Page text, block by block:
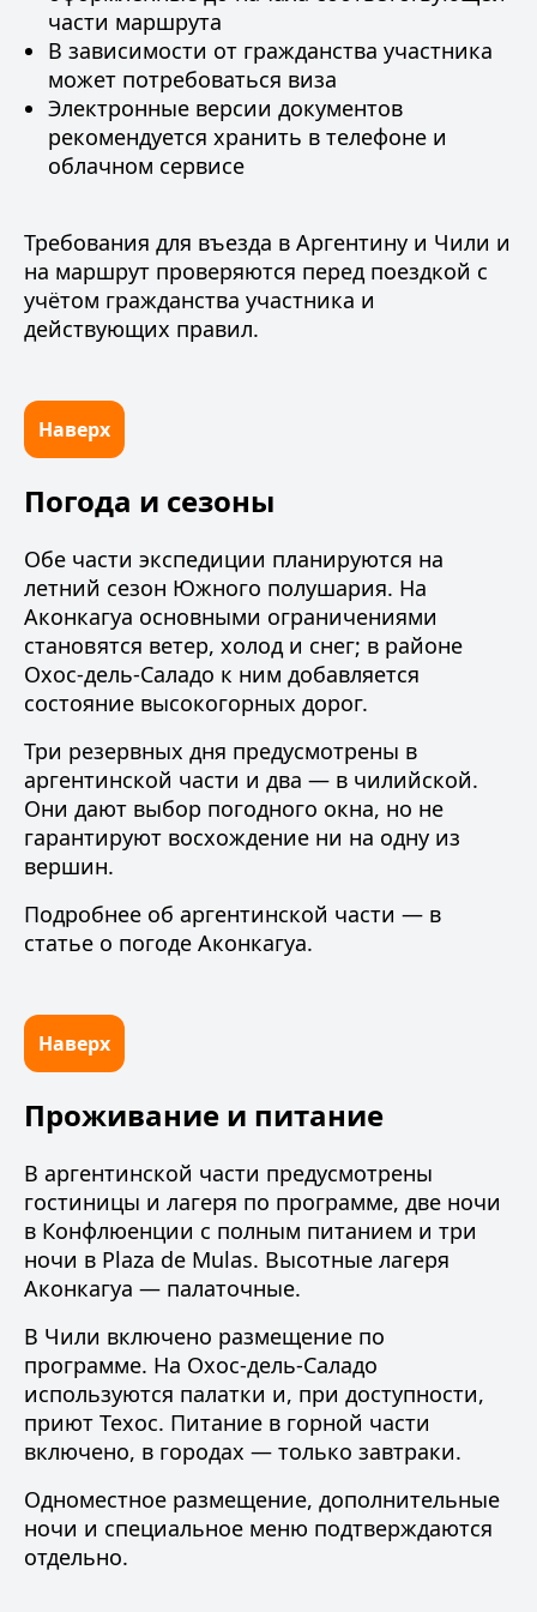
части маршрута
В зависимости от гражданства участника
может потребоваться виза
Электронные версии документов
рекомендуется хранить в телефоне и
облачном сервисе
Требования для въезда в Аргентину и Чили и
на маршрут проверяются перед поездкой с
учётом гражданства участника и
действующих правил.
Наверх
Погода и сезоны
Обе части экспедиции планируются на
летний сезон Южного полушария. На
Аконкагуа основными ограничениями
становятся ветер, холод и снег; в районе
Охос-дель-Саладо к ним добавляется
состояние высокогорных дорог.
Три резервных дня предусмотрены в
аргентинской части и два — в чилийской.
Они дают выбор погодного окна, но не
гарантируют восхождение ни на одну из
вершин.
Подробнее об аргентинской части — в
статье о погоде Аконкагуа.
Наверх
Проживание и питание
В аргентинской части предусмотрены
гостиницы и лагеря по программе, две ночи
в Конфлюенции с полным питанием и три
ночи в Plaza de Mulas. Высотные лагеря
Аконкагуа — палаточные.
В Чили включено размещение по
программе. На Охос-дель-Саладо
используются палатки и, при доступности,
приют Техос. Питание в горной части
включено, в городах — только завтраки.
Одноместное размещение, дополнительные
ночи и специальное меню подтверждаются
отдельно.